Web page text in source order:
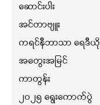
ဆောင်းပါး
အင်တာဗျူး
ကရင်နီဘာသာ ရေဒီယို
အတွေးအမြင်
ကာတွန်း
၂၀၂၅ ရွေးကောက်ပွဲ